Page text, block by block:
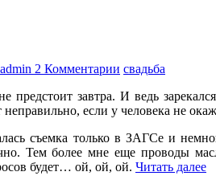
2 Комментарии свадьба
предстоит завтра. И ведь
неправильно, если у человека не
съемка только в ЗАГСе и
Тем более мне еще проводы
будет… ой, ой, ой. Читать далее